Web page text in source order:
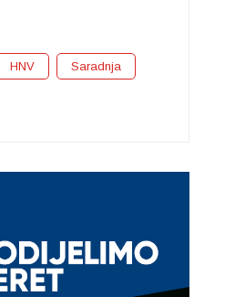
HNV Saradnja